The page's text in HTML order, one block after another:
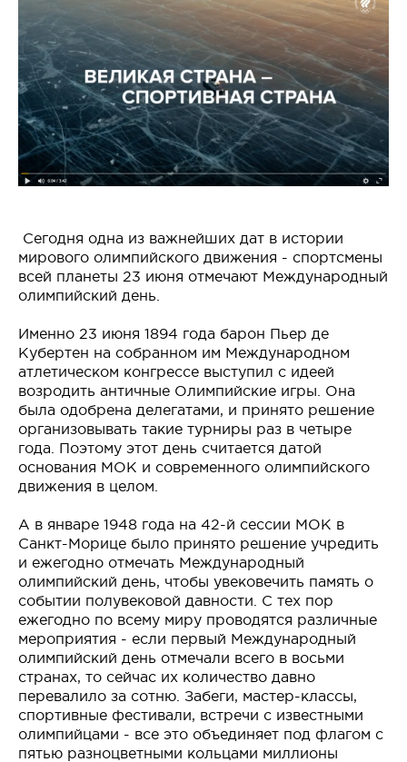
Сегодня одна из важнейших дат в истории
мирового олимпийского движения - спортсмены
всей планеты 23 июня отмечают Международный
олимпийский день.
Именно 23 июня 1894 года барон Пьер де
Кубертен на собранном им Международном
атлетическом конгрессе выступил с идеей
возродить античные Олимпийские игры. Она
была одобрена делегатами, и принято решение
организовывать такие турниры раз в четыре
года. Поэтому этот день считается датой
основания МОК и современного олимпийского
движения в целом.
А в январе 1948 года на 42-й сессии МОК в
Санкт-Морице было принято решение учредить
и ежегодно отмечать Международный
олимпийский день, чтобы увековечить память о
событии полувековой давности. С тех пор
ежегодно по всему миру проводятся различные
мероприятия - если первый Международный
олимпийский день отмечали всего в восьми
странах, то сейчас их количество давно
перевалило за сотню. Забеги, мастер-классы,
спортивные фестивали, встречи с известными
олимпийцами - все это объединяет под флагом с
пятью разноцветными кольцами миллионы